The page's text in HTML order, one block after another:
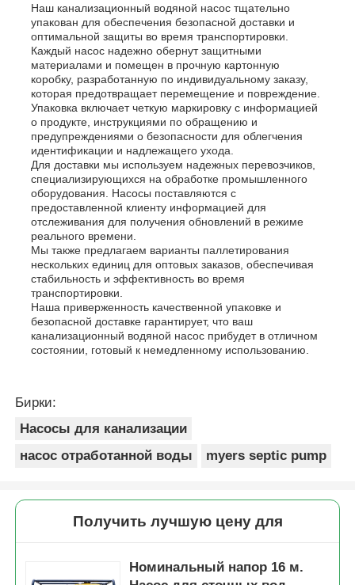
Наш канализационный водяной насос тщательно
упакован для обеспечения безопасной доставки и
оптимальной защиты во время транспортировки.
Каждый насос надежно обернут защитными
материалами и помещен в прочную картонную
коробку, разработанную по индивидуальному заказу,
которая предотвращает перемещение и повреждение.
Упаковка включает четкую маркировку с информацией
о продукте, инструкциями по обращению и
предупреждениями о безопасности для облегчения
идентификации и надлежащего ухода.
Для доставки мы используем надежных перевозчиков,
специализирующихся на обработке промышленного
оборудования. Насосы поставляются с
предоставленной клиенту информацией для
отслеживания для получения обновлений в режиме
реального времени.
Мы также предлагаем варианты паллетирования
нескольких единиц для оптовых заказов, обеспечивая
стабильность и эффективность во время
транспортировки.
Наша приверженность качественной упаковке и
безопасной доставке гарантирует, что ваш
канализационный водяной насос прибудет в отличном
состоянии, готовый к немедленному использованию.
Бирки:
Насосы для канализации
насос отработанной воды
myers septic pump
Получить лучшую цену для
Номинальный напор 16 м.